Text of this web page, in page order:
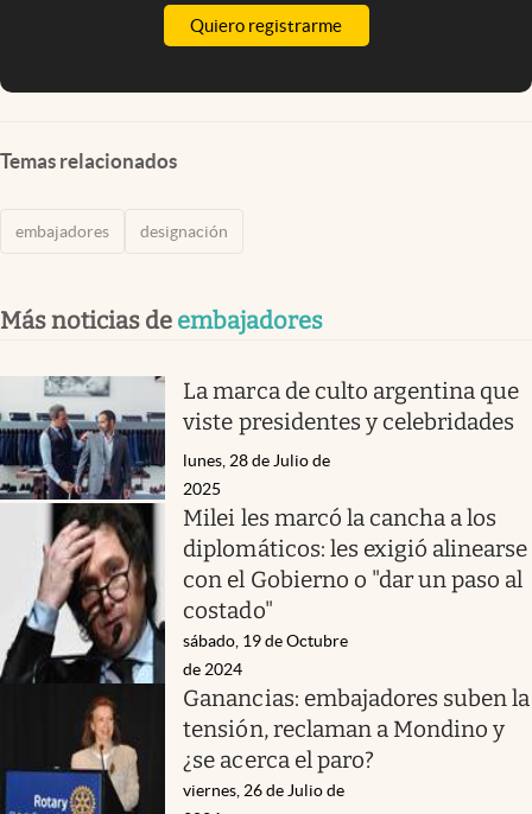
Quiero registrarme
Temas relacionados
embajadores designación
Más noticias de embajadores
La marca de culto argentina que
viste presidentes y celebridades
lunes, 28 de Julio de
2025
Milei les marcó la cancha a los
diplomáticos: les exigió alinearse
con el Gobierno o "dar un paso al
costado"
sábado, 19 de Octubre
de 2024
Ganancias: embajadores suben la
tensión, reclaman a Mondino y
¿se acerca el paro?
viernes, 26 de Julio de